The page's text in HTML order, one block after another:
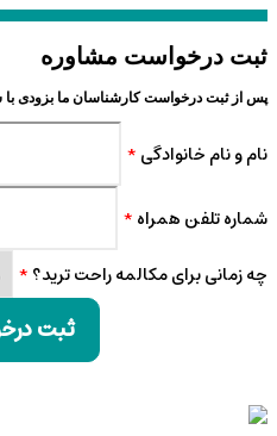
ثبت درخواست مشاوره
پس از ثبت درخواست کارشناسان ما بزودی
نام و نام خانوادگی *
شماره تلفن همراه *
چه زمانی برای مکالمه راحت ترید؟ *
ثبت